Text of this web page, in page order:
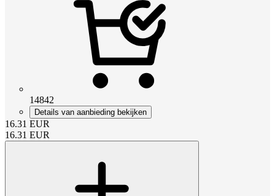
14842
Details van aanbieding bekijken
16.31 EUR
16.31 EUR